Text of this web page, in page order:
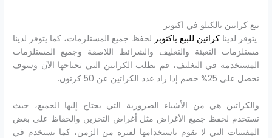
بيع كراتين بالكيلو في اكتوبر
يتوفر لديناكراتين للبيع باكتوبر لحفظ جميع المستلزمات، كما يتوفر لدينا
مستلزمات التعبئة والتغليف والشرائط اللاصقة وجميع المستلزمات
المستخدمة في التغليف، قم بطلب الكراتين التي تحتاجها الآن وسوف
تحصل على 25% خصم إذا زاد عدد الكراتين عن 50 كرتون.
والكراتين هي من الأشياء الضرورية التي يحتاج إليها الجميع، حيث
تستخدم لحفظ جميع الأغراض مثل أغراض التخزين والحفاظ على بعض
المقتنيات التي لا تقوم باستخدامها لفترة من الزمن، كما تستخدم في